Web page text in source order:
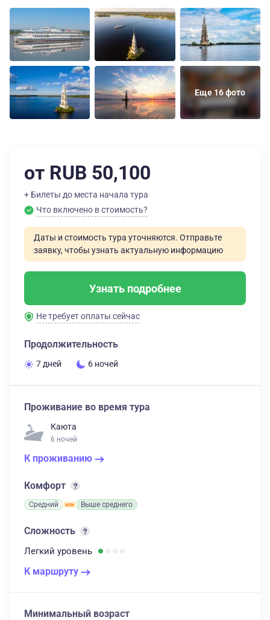
Еще 16 фото
от RUB 50,100
+ Билеты до места начала тура
Что включено в стоимость?
Даты и стоимость тура уточняются. Отправьте
заявку, чтобы узнать актуальную информацию
Узнать подробнее
Не требует оплаты сейчас
Продолжительность
7 дней 6 ночей
Проживание во время тура
Каюта
6 ночей
К проживанию
Комфорт
Средний Выше среднего
Сложность
Легкий уровень
К маршруту
Минимальный возраст